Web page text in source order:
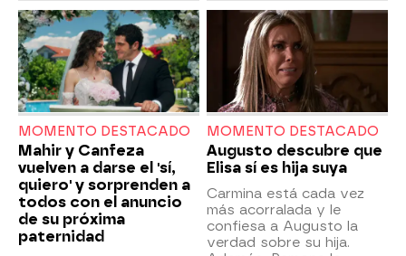
MOMENTO DESTACADO
Mahir y Canfeza
vuelven a darse el 'sí,
quiero' y sorprenden a
todos con el anuncio
de su próxima
paternidad
MOMENTO DESTACADO
Augusto descubre que
Elisa sí es hija suya
Carmina está cada vez
más acorralada y le
confiesa a Augusto la
verdad sobre su hija.